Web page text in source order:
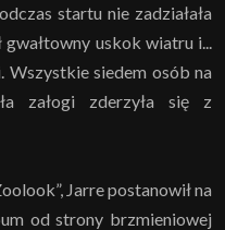
startu nie zadziałała
uskok wiatru i...
Wszystkie siedem osób na
załogi zderzyła się z
Jarre postanowił na
od strony brzmieniowej